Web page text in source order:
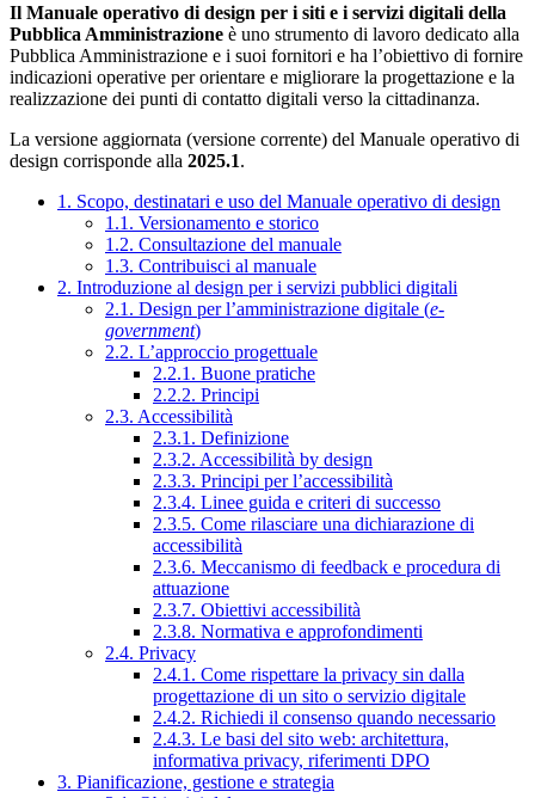
Il Manuale operativo di design per i siti e i servizi digitali della
Pubblica Amministrazione è uno strumento di lavoro dedicato alla
Pubblica Amministrazione e i suoi fornitori e ha l’obiettivo di fornire
indicazioni operative per orientare e migliorare la progettazione e la
realizzazione dei punti di contatto digitali verso la cittadinanza.
La versione aggiornata (versione corrente) del Manuale operativo di
design corrisponde alla 2025.1.
1. Scopo, destinatari e uso del Manuale operativo di design
1.1. Versionamento e storico
1.2. Consultazione del manuale
1.3. Contribuisci al manuale
2. Introduzione al design per i servizi pubblici digitali
2.1. Design per l’amministrazione digitale (e-
government)
2.2. L’approccio progettuale
2.2.1. Buone pratiche
2.2.2. Principi
2.3. Accessibilità
2.3.1. Definizione
2.3.2. Accessibilità by design
2.3.3. Principi per l’accessibilità
2.3.4. Linee guida e criteri di successo
2.3.5. Come rilasciare una dichiarazione di
accessibilità
2.3.6. Meccanismo di feedback e procedura di
attuazione
2.3.7. Obiettivi accessibilità
2.3.8. Normativa e approfondimenti
2.4. Privacy
2.4.1. Come rispettare la privacy sin dalla
progettazione di un sito o servizio digitale
2.4.2. Richiedi il consenso quando necessario
2.4.3. Le basi del sito web: architettura,
informativa privacy, riferimenti DPO
3. Pianificazione, gestione e strategia